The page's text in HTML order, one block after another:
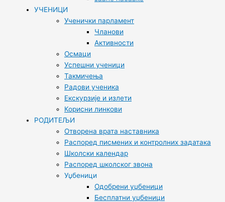
УЧЕНИЦИ
Ученички парламент
Чланови
Активности
Осмаци
Успешни ученици
Такмичења
Радови ученика
Екскурзије и излети
Корисни линкови
РОДИТЕЉИ
Отворена врата наставника
Распоред писмених и контролних задатака
Школски календар
Распоред школског звона
Уџбеници
Одобрени уџбеници
Бесплатни уџбеници